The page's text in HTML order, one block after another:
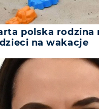
polska rodzina
na wakacje